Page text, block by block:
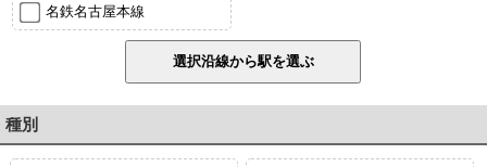
名鉄名古屋本線
種別